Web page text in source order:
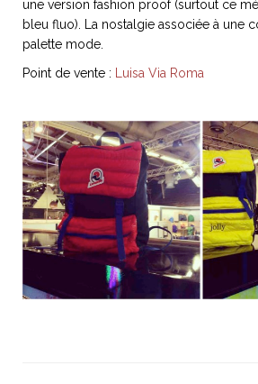
une version fashion proof (surtout ce
bleu fluo). La nostalgie associée à une
palette mode.
Point de vente : Luisa Via Roma